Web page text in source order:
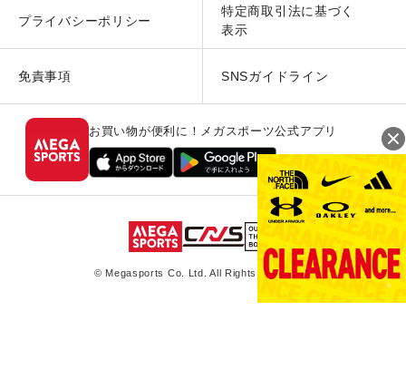
プライバシーポリシー
特定商取引法に基づく
表示
免責事項 SNSガイドライン
お買い物が便利に！メガスポーツ公式アプリ
© Megasports Co. Ltd. All Rights Reserved.